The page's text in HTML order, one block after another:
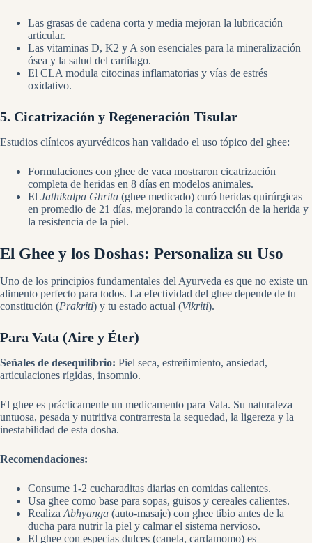
Las grasas de cadena corta y media mejoran la lubricación
articular.
Las vitaminas D, K2 y A son esenciales para la mineralización
ósea y la salud del cartílago.
El CLA modula citocinas inflamatorias y vías de estrés
oxidativo.
5. Cicatrización y Regeneración Tisular
Estudios clínicos ayurvédicos han validado el uso tópico del ghee:
Formulaciones con ghee de vaca mostraron cicatrización
completa de heridas en 8 días en modelos animales.
El Jathikalpa Ghrita (ghee medicado) curó heridas quirúrgicas
en promedio de 21 días, mejorando la contracción de la herida y
la resistencia de la piel.
El Ghee y los Doshas: Personaliza su Uso
Uno de los principios fundamentales del Ayurveda es que no existe un
alimento perfecto para todos. La efectividad del ghee depende de tu
constitución (Prakriti) y tu estado actual (Vikriti).
Para Vata (Aire y Éter)
Señales de desequilibrio: Piel seca, estreñimiento, ansiedad,
articulaciones rígidas, insomnio.
El ghee es prácticamente un medicamento para Vata. Su naturaleza
untuosa, pesada y nutritiva contrarresta la sequedad, la ligereza y la
inestabilidad de esta dosha.
Recomendaciones:
Consume 1-2 cucharaditas diarias en comidas calientes.
Usa ghee como base para sopas, guisos y cereales calientes.
Realiza Abhyanga (auto-masaje) con ghee tibio antes de la
ducha para nutrir la piel y calmar el sistema nervioso.
El ghee con especias dulces (canela, cardamomo) es